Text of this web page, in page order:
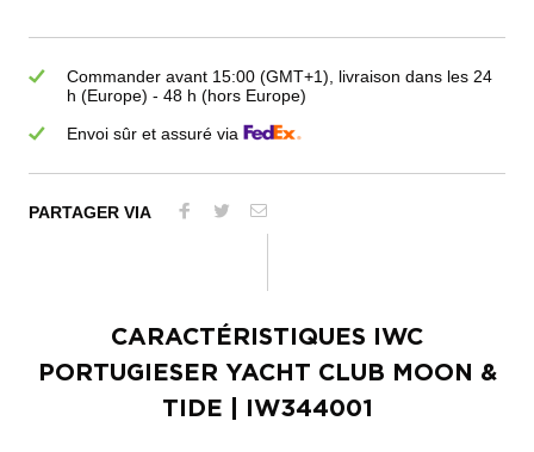
Commander avant 15:00 (GMT+1), livraison dans les 24
h (Europe) - 48 h (hors Europe)
Envoi sûr et assuré via
PARTAGER VIA
CARACTÉRISTIQUES
IWC
PORTUGIESER YACHT CLUB MOON &
TIDE | IW344001